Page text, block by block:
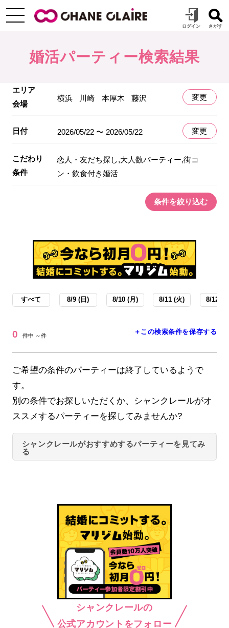
婚活パーティー検索結果
エリア
会場
横浜 川崎 本厚木 藤沢 変更
日付 2026/05/22 〜 2026/05/22 変更
こだわり
条件
恋人・友だち探し,大人数パーティー,街コ
ン・飲食付き婚活
条件を絞り込む
すべて 8/9 (日) 8/10 (月) 8/11 (火) 8/12 (
0 件中 ～件 ＋この検索条件を保存する
ご希望の条件のパーティーは終了しているようで
す。
別の条件でお探しいただくか、シャンクレールがオ
ススメするパーティーを探してみませんか?
シャンクレールがおすすめするパーティーを見てみ
る
シャンクレールの
公式アカウントをフォロー